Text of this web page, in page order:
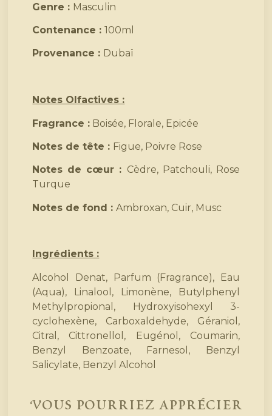
Genre : Masculin
Contenance :100ml
Provenance : Dubaï
Notes Olfactives :
Fragrance : Boisée, Florale, Epicée
Notes de tête : Figue, Poivre Rose
Notes de cœur : Cèdre, Patchouli, Rose
Turque
Notes de fond :Ambroxan, Cuir, Musc
Ingrédients :
Alcohol Denat, Parfum (Fragrance), Eau
(Aqua), Linalool, Limonène, Butylphenyl
Methylpropional, Hydroxyisohexyl 3-
cyclohexène, Carboxaldehyde, Géraniol,
Citral, Cittronellol, Eugénol, Coumarin,
Benzyl Benzoate, Farnesol, Benzyl
Salicylate, Benzyl Alcohol
Vous pourriez apprécier